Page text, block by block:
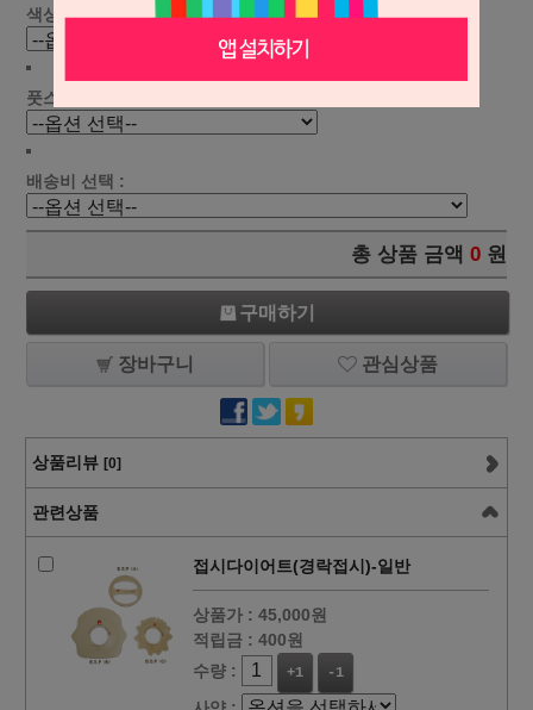
색상 선택 :
풋스위치 선택 :
배송비 선택 :
총 상품 금액 0 원
구매하기
장바구니 관심상품
상품리뷰 [0]
관련상품
접시다이어트(경락접시)-일반
상품가 : 45,000원
적립금 : 400원
수량 :
+1 -1